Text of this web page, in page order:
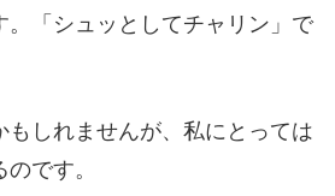
。「シュッとしてチャリン」で
もしれませんが、私にとっては
です。